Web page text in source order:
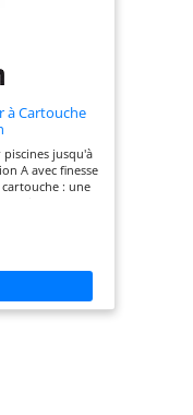
à Cartouche
jusqu'à
A avec finesse
: une
pour une
et réduit les
plus équilibrée